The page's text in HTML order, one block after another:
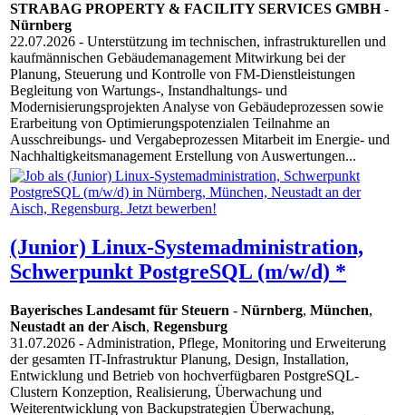
STRABAG PROPERTY & FACILITY SERVICES GMBH-
Nürnberg
22.07.2026 - Unterstützung im technischen, infrastrukturellen und
kaufmännischen Gebäudemanagement Mitwirkung bei der
Planung, Steuerung und Kontrolle von FM-Dienstleistungen
Begleitung von Wartungs-, Instandhaltungs- und
Modernisierungsprojekten Analyse von Gebäudeprozessen sowie
Erarbeitung von Optimierungspotenzialen Teilnahme an
Ausschreibungs- und Vergabeprozessen Mitarbeit im Energie- und
Nachhaltigkeitsmanagement Erstellung von Auswertungen...
(Junior) Linux-Systemadministration,
Schwerpunkt PostgreSQL (m/w/d) *
Bayerisches Landesamt für Steuern - Nürnberg, München,
Neustadt an der Aisch, Regensburg
31.07.2026 - Administration, Pflege, Monitoring und Erweiterung
der gesamten IT-Infrastruktur Planung, Design, Installation,
Entwicklung und Betrieb von hochverfügbaren PostgreSQL-
Clustern Konzeption, Realisierung, Überwachung und
Weiterentwicklung von Backupstrategien Überwachung,